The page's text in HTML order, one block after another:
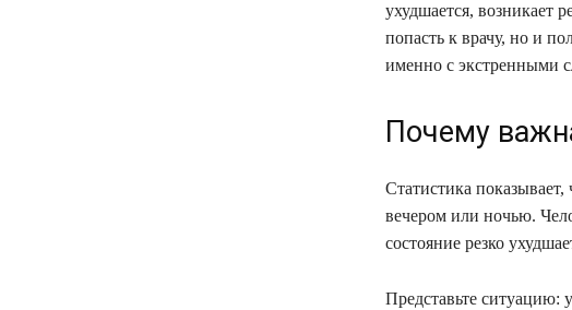
ухудшается, возникает
попасть к врачу, но и
именно с экстренными
Почему
Статистика
вечером или ночью.
состояние резко
Представьте ситуацию: